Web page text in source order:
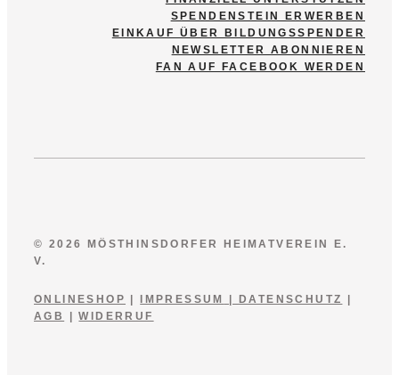
SPENDENSTEIN ERWERBEN
EINKAUF ÜBER BILDUNGSSPENDER
NEWSLETTER ABONNIEREN
FAN AUF FACEBOOK WERDEN
© 2026 MÖSTHINSDORFER HEIMATVEREIN E.
V.
ONLINESHOP |IMPRESSUM |DATENSCHUTZ
|
AGB
|WIDERRUF